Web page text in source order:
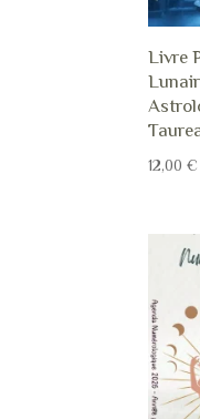
Livre
12,00€